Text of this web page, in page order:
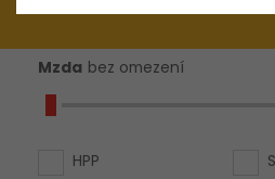
Mzda bez omezení
HPP